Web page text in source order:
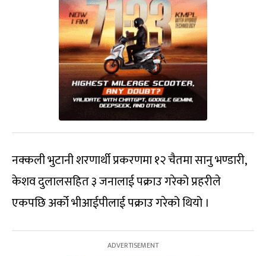
नक्कली भुटानी शरणार्थी प्रकरणमा १२ चैतमा सानु भण्डारी,
केशव दुलालसहित ३ जनालाई पक्राउ गरेको प्रहरीले
एकपछि अर्को भीआईपीलाई पक्राउ गरेको थियो ।